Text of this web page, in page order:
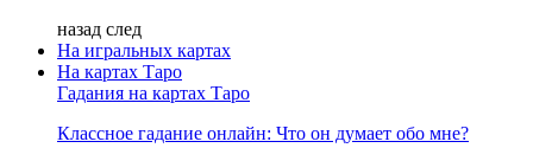
назад след
На игральных картах
На картах Таро
Гадания на картах Таро
Классное гадание онлайн: Что он думает обо мне?